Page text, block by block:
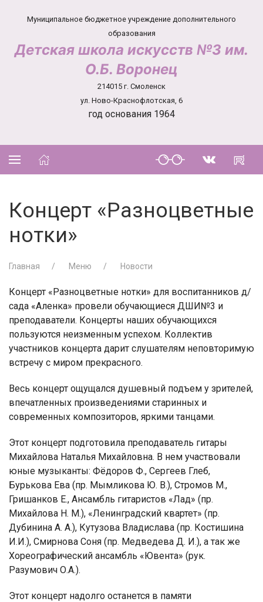
Муниципальное бюджетное учреждение дополнительного
образования
Детская школа искусств №3 им.
О.Б. Воронец
214015 г. Смоленск
ул. Ново-Краснофлотская, 6
год основания 1964
Концерт «Разноцветные
нотки»
Главная Меню Новости
Концерт «Разноцветные нотки» для воспитанников д/
сада «Аленка» провели обучающиеся ДШИ№3 и
преподаватели. Концерты наших обучающихся
пользуются неизменным успехом. Коллектив
участников концерта дарит слушателям неповторимую
встречу с миром прекрасного.
Весь концерт ощущался душевный подъем у зрителей,
впечатленных произведениями старинных и
современных композиторов, яркими танцами.
Этот концерт подготовила преподаватель гитары
Михайлова Наталья Михайловна. В нем участвовали
юные музыканты: Фёдоров Ф., Сергеев Глеб,
Бурькова Ева (пр. Мымликова Ю. В.), Стромов М.,
Гришанков Е., Ансамбль гитаристов «Лад» (пр.
Михайлова Н. М.), «Ленинградский квартет» (пр.
Дубинина А. А.), Кутузова Владислава (пр. Костишина
И.И.), Смирнова Соня (пр. Медведева Д. И.), а так же
Хореографический ансамбль «Ювента» (рук.
Разумович О.А.).
Этот концерт надолго останется в памяти